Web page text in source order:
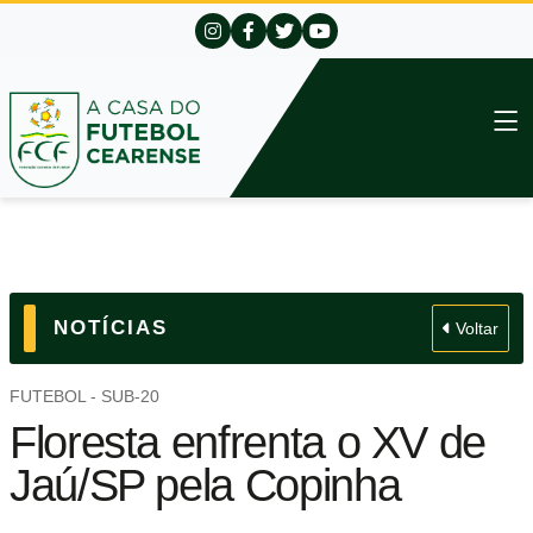
NOTÍCIAS Voltar
FUTEBOL - SUB-20
Floresta enfrenta o XV de
Jaú/SP pela Copinha